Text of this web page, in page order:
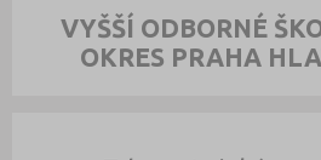
VYŠŠÍ ODBORNÉ
OKRES PRAHA